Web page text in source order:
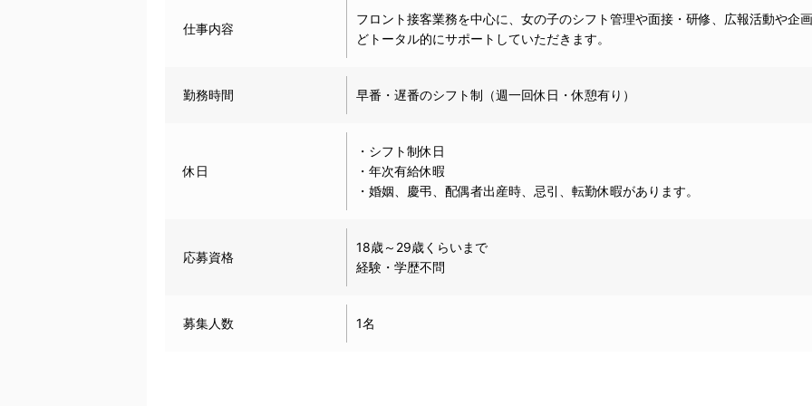
仕事内容
フロント接客業務を中心に、女の子のシフト管理や面接・研修、広報活動や企
どトータル的にサポートしていただきます。
勤務時間 早番・遅番のシフト制（週一回休日・休憩有り）
休日
・シフト制休日
・年次有給休暇
・婚姻、慶弔、配偶者出産時、忌引、転勤休暇があります。
応募資格
18歳～29歳くらいまで
経験・学歴不問
募集人数 1名